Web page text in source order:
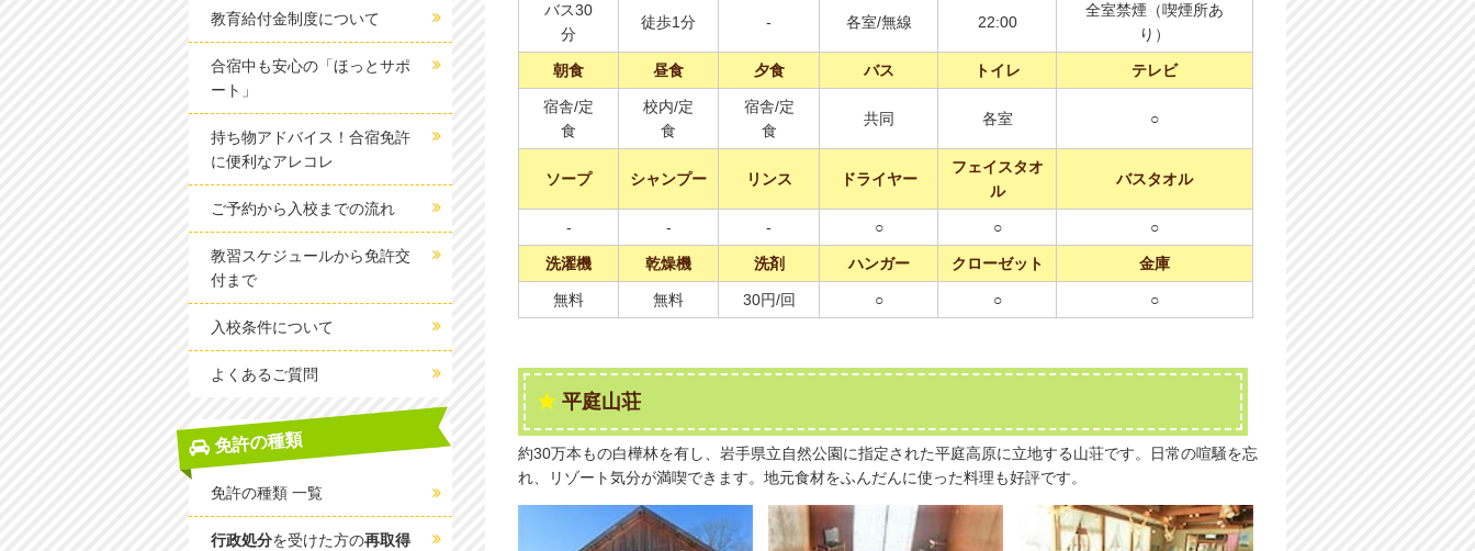
バス30
分
徒歩1分 - 各室/無線 22:00
全室禁煙（喫煙所あ
り）
朝食 昼食 夕食 バス トイレ テレビ
宿舎/定
食
校内/定
食
宿舎/定
食
共同 各室 ○
ソープ シャンプー リンス ドライヤー
フェイスタオ
ル
バスタオル
- - - ○ ○ ○
洗濯機 乾燥機 洗剤 ハンガー クローゼット 金庫
無料 無料 30円/回 ○ ○ ○
平庭山荘
約30万本もの白樺林を有し、岩手県立自然公園に指定された平庭高原に立地する山荘です。日常の喧騒を忘
れ、リゾート気分が満喫できます。地元食材をふんだんに使った料理も好評です。
教育給付金制度について
合宿中も安心の「ほっとサポ
ート」
持ち物アドバイス！合宿免許
に便利なアレコレ
ご予約から入校までの流れ
教習スケジュールから免許交
付まで
入校条件について
よくあるご質問
免許の種類
免許の種類 一覧
行政処分を受けた方の再取得